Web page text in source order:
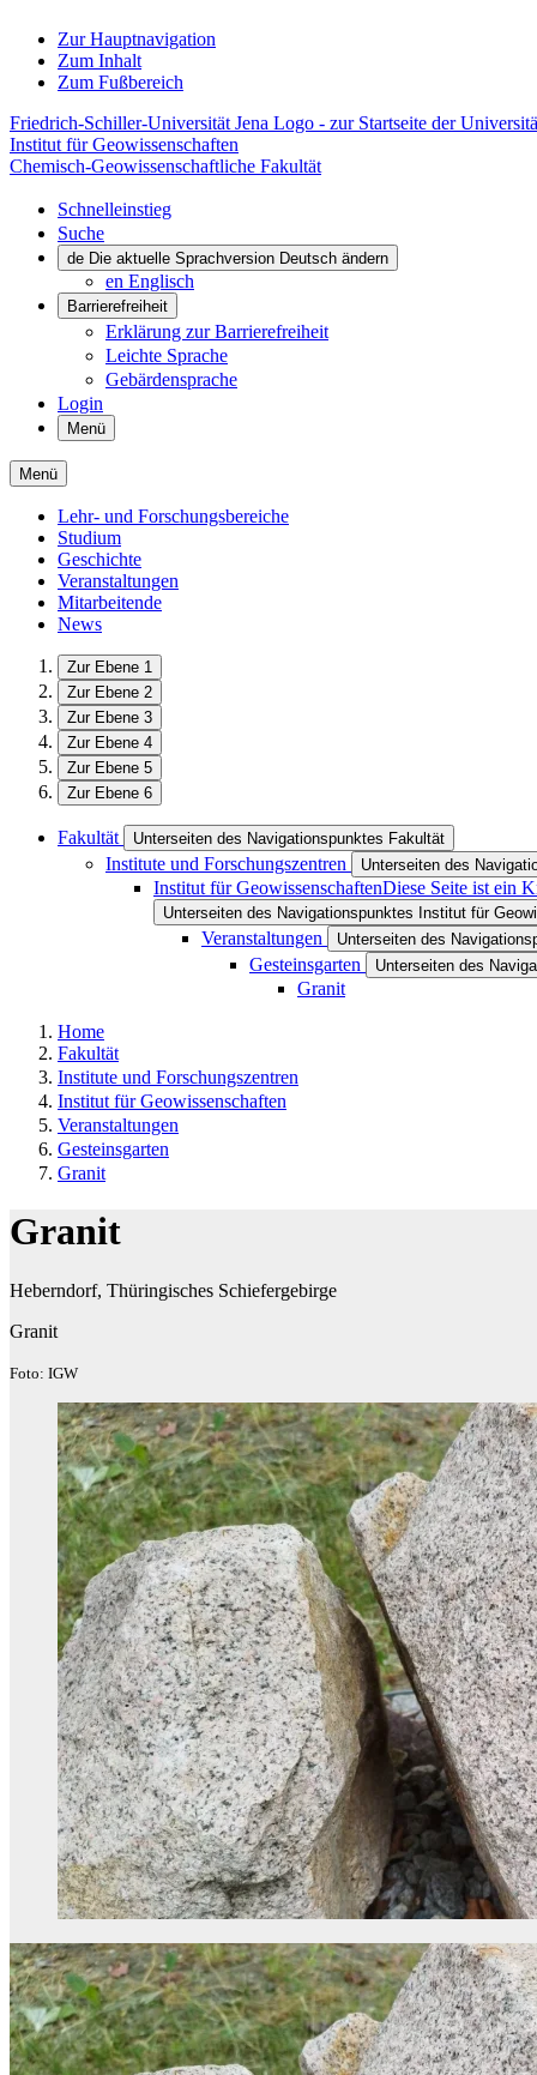
Zur Hauptnavigation
Zum Inhalt
Zum Fußbereich
Friedrich-Schiller-Universität Jena Logo - zur Startseite der
Institut für Geowissenschaften
Chemisch-Geowissenschaftliche Fakultät
Schnelleinstieg
Suche
de Die aktuelle Sprachversion Deutsch ändern
en Englisch
Barrierefreiheit
Erklärung zur Barrierefreiheit
Leichte Sprache
Gebärdensprache
Login
Menü
Menü
Lehr- und Forschungsbereiche
Studium
Geschichte
Veranstaltungen
Mitarbeitende
News
Zur Ebene 1
Zur Ebene 2
Zur Ebene 3
Zur Ebene 4
Zur Ebene 5
Zur Ebene 6
Fakultät Unterseiten des Navigationspunktes Fakultät
Institute und Forschungszentren Unterseiten des
Institut für GeowissenschaftenDiese Seite ist ein
Unterseiten des Navigationspunktes Institut für
Veranstaltungen Unterseiten des
Gesteinsgarten Unterseiten des
Granit
Home
Fakultät
Institute und Forschungszentren
Institut für Geowissenschaften
Veranstaltungen
Gesteinsgarten
Granit
Granit
Heberndorf, Thüringisches Schiefergebirge
Granit
Foto: IGW